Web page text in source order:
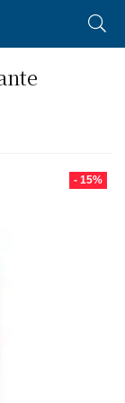
- 15%